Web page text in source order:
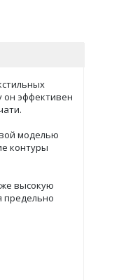
он эффективен
моделью
контуры
высокую
предельно